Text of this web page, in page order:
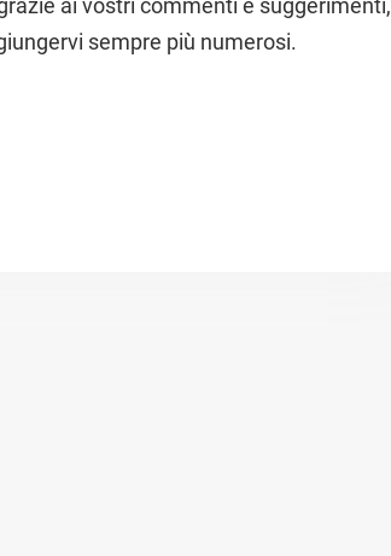
ai vostri commenti e suggerimenti,
sempre più numerosi.